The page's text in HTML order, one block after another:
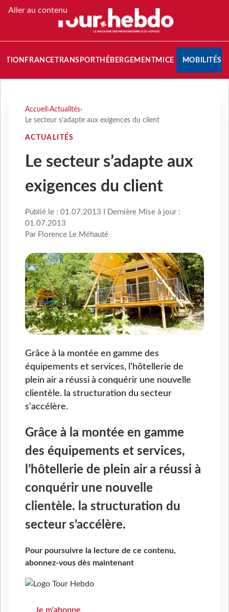
Aller au contenu
FRANCETRANSPORT HÉBERGEMENTMICE MOBILITÉS
Accueil ›Actualités›
Le secteur s’adapte aux exigences du client
ACTUALITÉS
Le secteur s’adapte aux
exigences du client
Publié le : 01.07.2013 I Dernière Mise à jour :
01.07.2013
Par Florence Le Méhauté
Grâce à la montée en gamme des
équipements et services, l’hôtellerie de
plein air a réussi à conquérir une nouvelle
clientèle. la structuration du secteur
s’accélère.
Grâce à la montée en gamme
des équipements et services,
l’hôtellerie de plein air a réussi à
conquérir une nouvelle
clientèle. la structuration du
secteur s’accélère.
Pour poursuivre la lecture de ce contenu,
abonnez-vous dès maintenant
Je m'abonne